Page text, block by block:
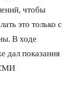
чтобы
это только с
В ходе
дал показания
СМИ